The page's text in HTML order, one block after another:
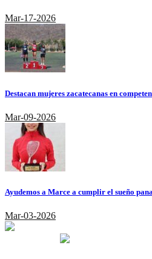
Mar-17-2026
Destacan mujeres zacatecanas en
Mar-09-2026
Ayudemos a Marce a cumplir el sueño
Mar-03-2026